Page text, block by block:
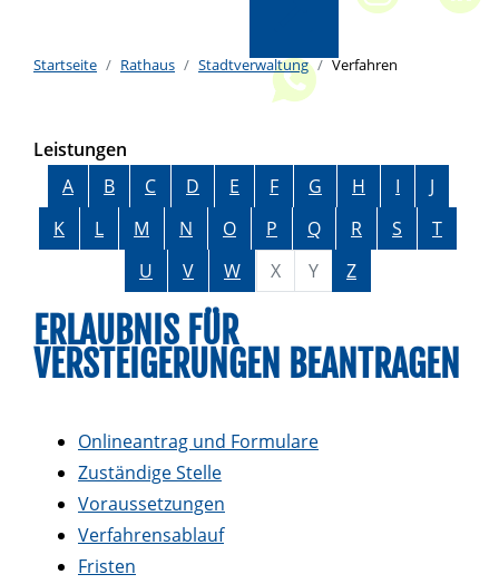
Startseite Rathaus Stadtverwaltung Verfahren
Leistungen
Alphabetisches Register überspringen
A B C D E F G H I
J
K
L M N O P Q R S
T
U
V W X Y Z
ERLAUBNIS FÜR
VERSTEIGERUNGEN BEANTRAGEN
Onlineantrag und Formulare
Zuständige Stelle
Voraussetzungen
Verfahrensablauf
Fristen